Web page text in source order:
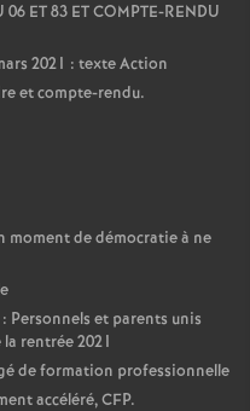
ET 83 ET COMPTE-RENDU
2021 : texte Action
et compte-rendu.
moment de démocratie à ne
et parents unis
rentrée 2021
de formation professionnelle
accéléré, CFP.